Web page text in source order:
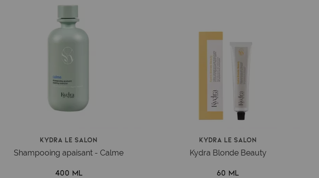
Kydra le salon
Shampooing apaisant - Calme
400 ml
Kydra le salon
Kydra Blonde Beauty
60 ml